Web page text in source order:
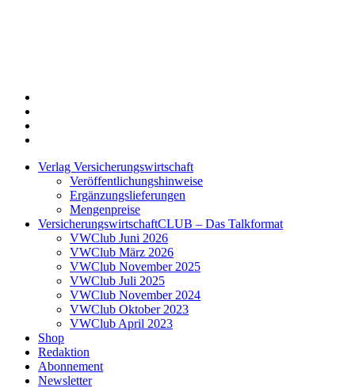
Verlag Versicherungswirtschaft
Veröffentlichungshinweise
Ergänzungslieferungen
Mengenpreise
VersicherungswirtschaftCLUB – Das Talkformat
VWClub Juni 2026
VWClub März 2026
VWClub November 2025
VWClub Juli 2025
VWClub November 2024
VWClub Oktober 2023
VWClub April 2023
Shop
Redaktion
Abonnement
Newsletter